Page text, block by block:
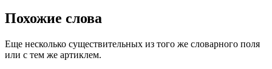
Похожие слова
Еще несколько существительных из того же словарного поля
или с тем же артиклем.